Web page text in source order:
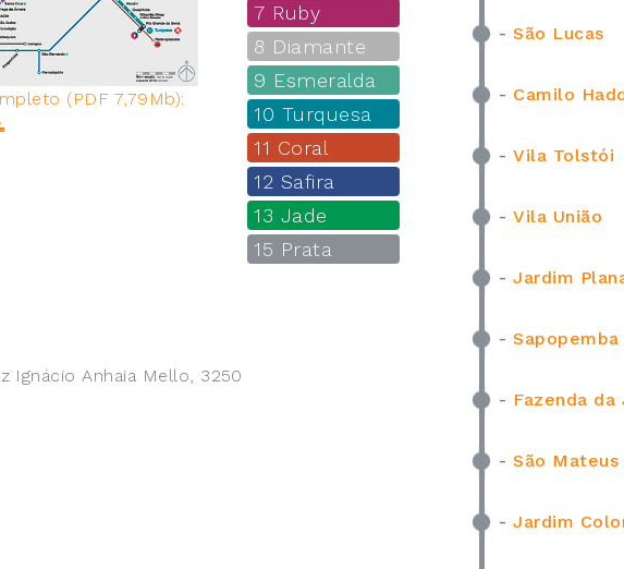
(PDF 7,79Mb):
7 Ruby
8 Diamante
9 Esmeralda
10 Turquesa
11 Coral
12 Safira
13 Jade
15 Prata
Ignácio Anhaia Mello, 3250
-São Lucas
- Camilo
-Vila Tolstói
-Vila União
-Jardim
-Sapopemba
- Fazenda da
-São Mateus
-Jardim